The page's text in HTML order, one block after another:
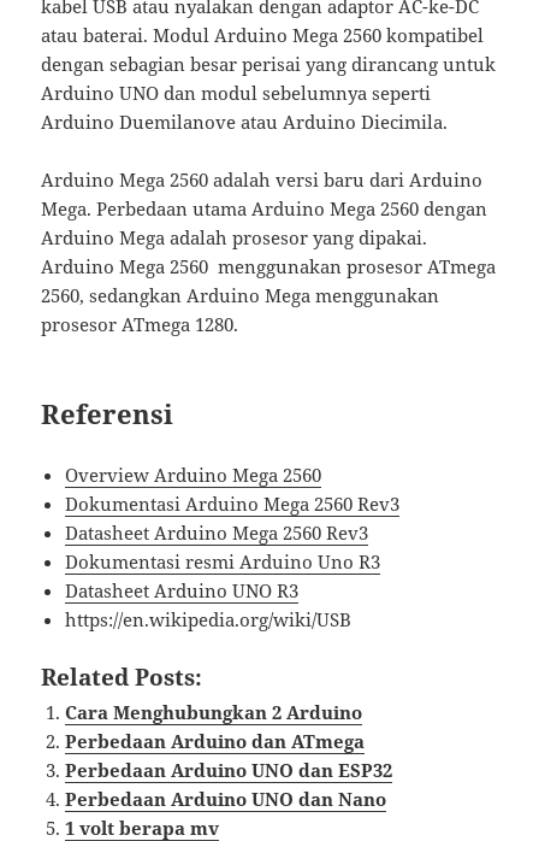
kabel USB atau nyalakan dengan adaptor AC-ke-DC
atau baterai. Modul Arduino Mega 2560 kompatibel
dengan sebagian besar perisai yang dirancang untuk
Arduino UNO dan modul sebelumnya seperti
Arduino Duemilanove atau Arduino Diecimila.
Arduino Mega 2560 adalah versi baru dari Arduino
Mega. Perbedaan utama Arduino Mega 2560 dengan
Arduino Mega adalah prosesor yang dipakai.
Arduino Mega 2560 menggunakan prosesor ATmega
2560, sedangkan Arduino Mega menggunakan
prosesor ATmega 1280.
Referensi
Overview Arduino Mega 2560
Dokumentasi Arduino Mega 2560 Rev3
Datasheet Arduino Mega 2560 Rev3
Dokumentasi resmi Arduino Uno R3
Datasheet Arduino UNO R3
https://en.wikipedia.org/wiki/USB
Related Posts:
Cara Menghubungkan 2 Arduino
Perbedaan Arduino dan ATmega
Perbedaan Arduino UNO dan ESP32
Perbedaan Arduino UNO dan Nano
1 volt berapa mv